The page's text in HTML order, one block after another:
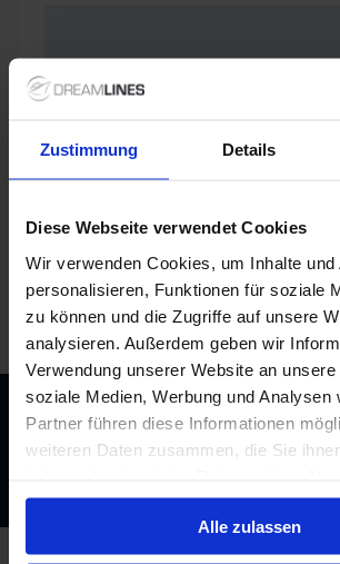
Zustimmung Details
Diese Webseite verwendet Cookies
Wir verwenden Cookies, um Inhalte und
personalisieren, Funktionen für soziale
zu können und die Zugriffe auf unsere
analysieren. Außerdem geben wir
Verwendung unserer Website an
soziale Medien, Werbung und Analysen
Partner führen diese Informationen
weiteren Daten zusammen, die Sie
gesammelt haben.
Alle zulassen
/ Amadeus Flusskreuzfahrten /
Kabinen und Deckplan
Beratung durch echte
Bis zu 200 € Bordguthaben